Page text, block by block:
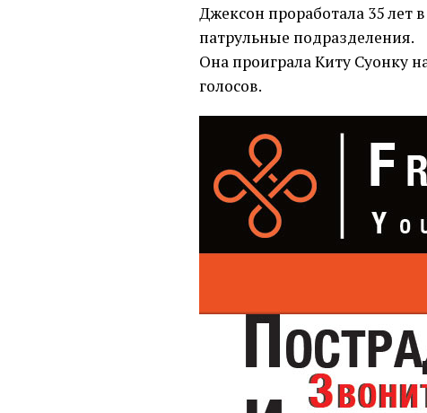
Джексон проработала 35 лет
патрульные подразделения.
Она проиграла Киту Суонку
голосов.